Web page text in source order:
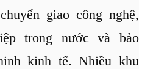
giao công nghệ,
trong nước và bảo
kinh tế. Nhiều khu